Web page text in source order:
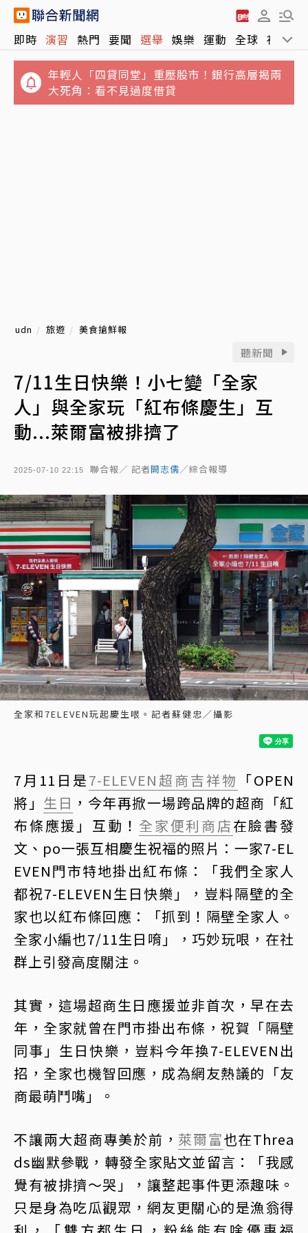
即時 演習 熱門 要聞 選舉 娛樂 運動 全球 社會
年輕人「四貸同堂」重壓股市！銀行高層揭兩
大死角：看不見過度借貸
udn 旅遊 美食搶鮮報
聽新聞
7/11生日快樂！小七變「全家
人」與全家玩「紅布條慶生」互
動...萊爾富被排擠了
2025-07-10 22:15 聯合報／ 記者闕志儒／綜合報導
全家和7ELEVEN玩起慶生哏。記者蘇健忠／攝影
7月11日是7-ELEVEN 超商吉祥物 「OPEN
將」 生日 ，今年再掀一場跨品牌的超商「紅
布條應援」互動！ 全家便利商店在臉書發
文、po一張互相慶生祝福的照片：一家7-EL
EVEN門市特地掛出紅布條：「我們全家人
都祝7-ELEVEN生日快樂」，豈料隔壁的全
家也以紅布條回應：「抓到！隔壁全家人。
全家小編也7/11生日唷」，巧妙玩哏，在社
群上引發高度關注。
其實，這場超商生日應援並非首次，早在去
年，全家就曾在門市掛出布條，祝賀「隔壁
同事」生日快樂，豈料今年換7-ELEVEN出
招，全家也機智回應，成為網友熱議的「友
商最萌鬥嘴」。
不讓兩大超商專美於前， 萊爾富也在Threa
ds幽默參戰，轉發全家貼文並留言：「我感
覺有被排擠～哭」，讓整起事件更添趣味。
只是身為吃瓜觀眾，網友更關心的是漁翁得